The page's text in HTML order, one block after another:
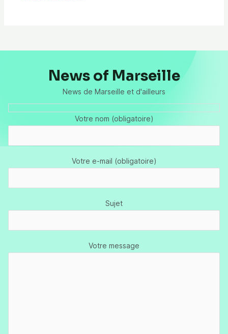
News of Marseille
News de Marseille et d'ailleurs
Votre nom (obligatoire)
Votre e-mail (obligatoire)
Sujet
Votre message